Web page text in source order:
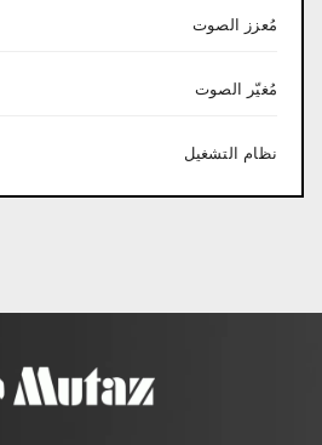
مُعزز الصوت
مُغيّر الصوت
نظام التشغيل